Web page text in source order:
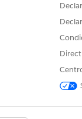
ESTE ARTÍCULO
saber cómo